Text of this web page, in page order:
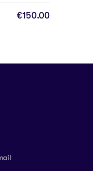
€150.00